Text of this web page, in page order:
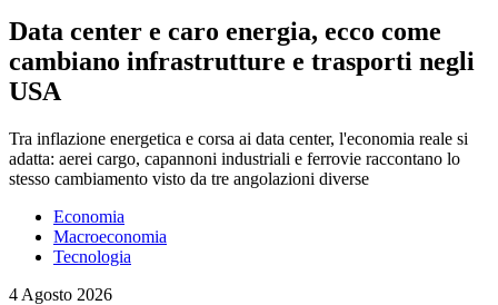
Data center e caro energia, ecco come
cambiano infrastrutture e trasporti negli
USA
Tra inflazione energetica e corsa ai data center, l'economia reale si
adatta: aerei cargo, capannoni industriali e ferrovie raccontano lo
stesso cambiamento visto da tre angolazioni diverse
Economia
Macroeconomia
Tecnologia
4 Agosto 2026